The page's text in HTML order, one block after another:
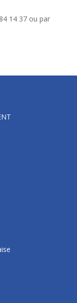
14 37 ou par